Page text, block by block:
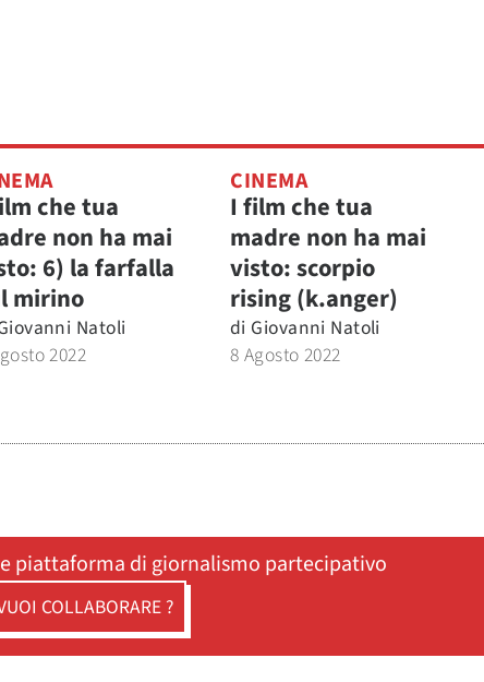
che tua
non ha mai
6) la farfalla
mirino
Natoli
2022
CINEMA
I film che tua
madre non ha mai
visto: scorpio
rising (k.anger)
di Giovanni Natoli
8 Agosto 2022
piattaforma di giornalismo partecipativo
COLLABORARE ?